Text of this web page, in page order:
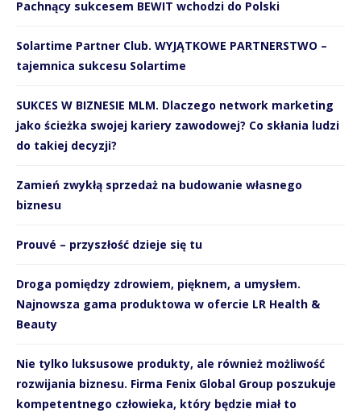
Pachnący sukcesem BEWIT wchodzi do Polski
Solartime Partner Club. WYJĄTKOWE PARTNERSTWO –
tajemnica sukcesu Solartime
SUKCES W BIZNESIE MLM. Dlaczego network marketing
jako ścieżka swojej kariery zawodowej? Co skłania ludzi
do takiej decyzji?
Zamień zwykłą sprzedaż na budowanie własnego
biznesu
Prouvé – przyszłość dzieje się tu
Droga pomiędzy zdrowiem, pięknem, a umysłem.
Najnowsza gama produktowa w ofercie LR Health &
Beauty
Nie tylko luksusowe produkty, ale również możliwość
rozwijania biznesu. Firma Fenix Global Group poszukuje
kompetentnego człowieka, który będzie miał to